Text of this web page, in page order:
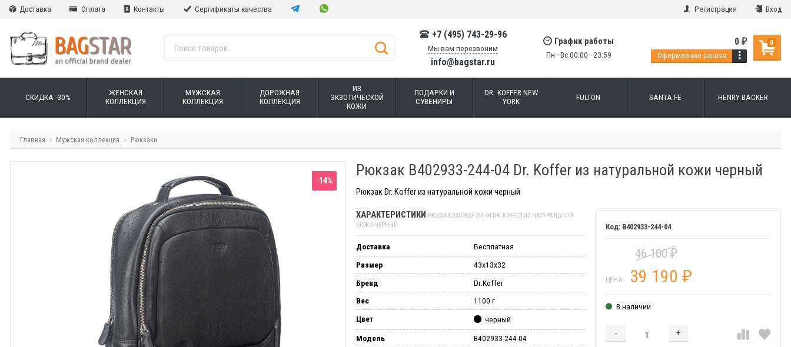
Доставка Оплата Контакты Сертификаты качества Регистрация Вход
+7 (495) 743-29-96
Мы вам перезвоним
info@bagstar.ru
График работы
Пн—Вс 00:00—23:59
0
0₽
Оформление заказа
СКИДКА -30%
ЖЕНСКАЯ
КОЛЛЕКЦИЯ
МУЖСКАЯ
КОЛЛЕКЦИЯ
ДОРОЖНАЯ
КОЛЛЕКЦИЯ
ИЗ
ЭКЗОТИЧЕСКОЙ
КОЖИ
ПОДАРКИ И
СУВЕНИРЫ
DR. KOFFER NEW
YORK
FULTON SANTA FE HENRY BACKER
Главная Мужская коллекция Рюкзаки
-14%
Рюкзак B402933-244-04 Dr. Koffer из натуральной кожи черный
Рюкзак Dr. Koffer из натуральной кожи черный
B402933-244-04
46 100₽
ЦЕНА: 39 190₽
В наличии
- +
Добавляется...
Добавлен
ХАРАКТЕРИСТИКИ
РЮКЗАК B402933-244-04 DR. KOFFER ИЗ НАТУРАЛЬНОЙ
КОЖИ ЧЕРНЫЙ
Доставка
Бесплатная
Размер
43х13х32
Бренд
Dr.Koffer
Вес
1100 г
Цвет
черный
Модель
B402933-244-04